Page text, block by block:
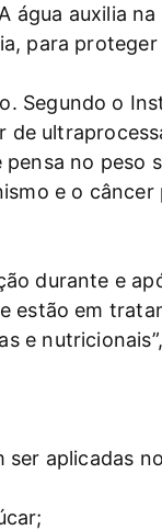
água auxilia
para proteger
Segundo o
no peso
e o
durante e
estão em
e
aplicadas